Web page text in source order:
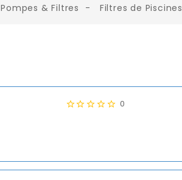
Pompes & Filtres Filtres de Piscines
0